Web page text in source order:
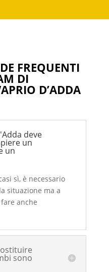
FREQUENTI
DI
D’ADDA
deve
un
un
sì, è necessario
situazione ma a
anche
sono